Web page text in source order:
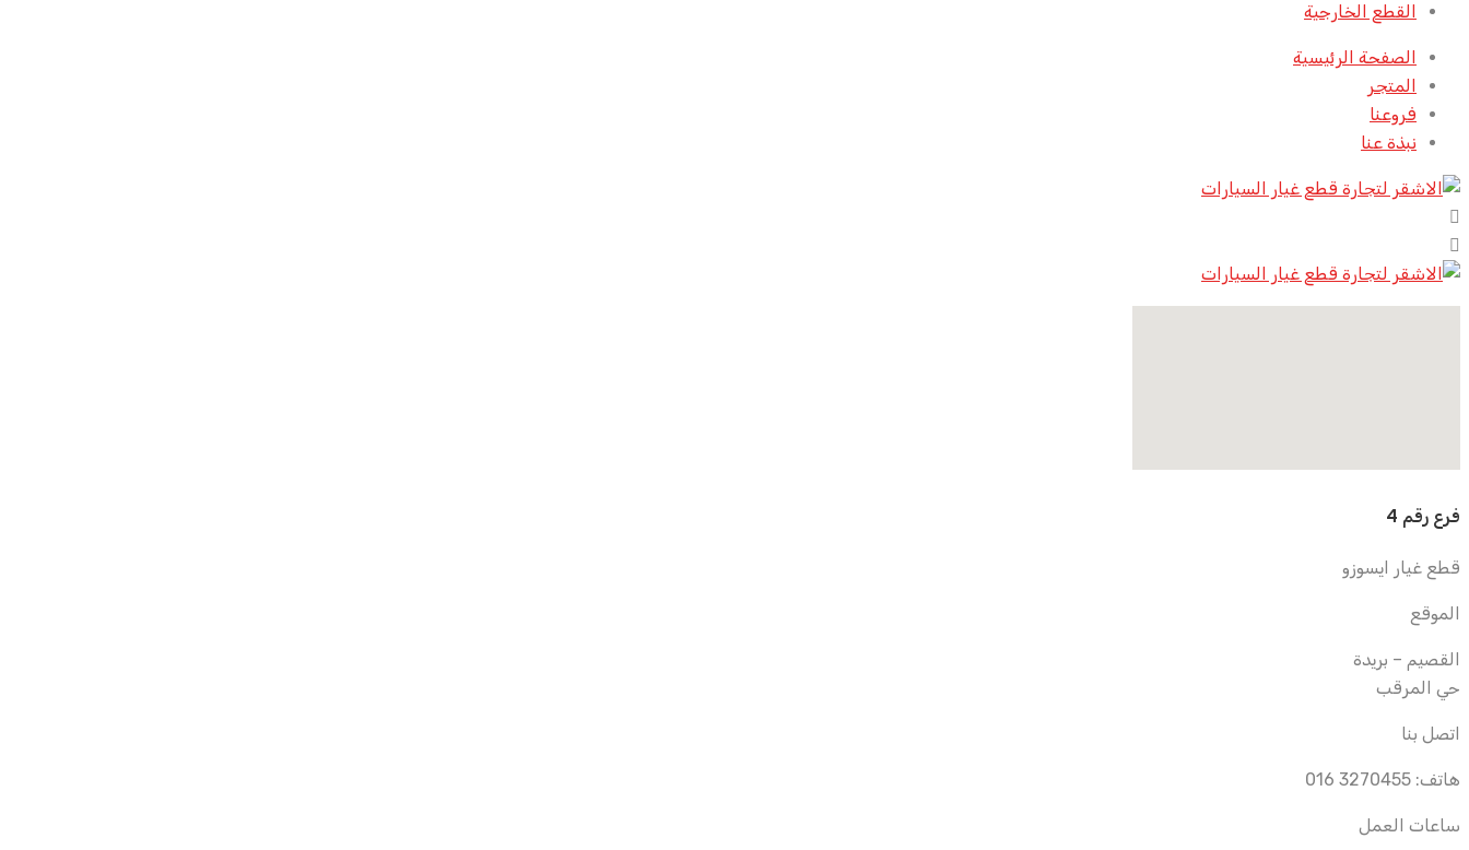
القطع الخارجية
الصفحة الرئيسية
المتجر
فروعنا
نبذة عنا
فرع رقم 4
قطع غيار ايسوزو
الموقع
القصيم – بريدة
حي المرقب
اتصل بنا
هاتف: 3270455 016
ساعات العمل